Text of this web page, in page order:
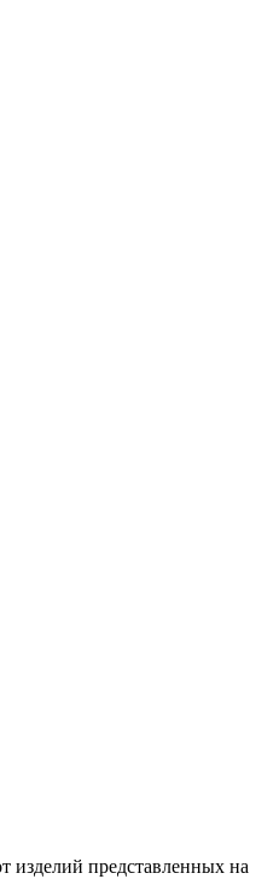
изделий представленных на